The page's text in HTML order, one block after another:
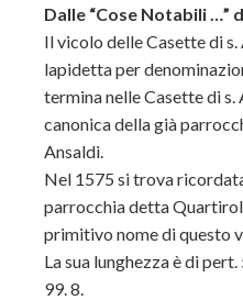
Dalle “Cose Notabili …”
Il vicolo delle Casette di
lapidetta per
termina nelle Casette di s.
canonica della già
Ansaldi.
Nel 1575 si trova
parrocchia detta
primitivo nome di questo
La sua lunghezza è di
99. 8.